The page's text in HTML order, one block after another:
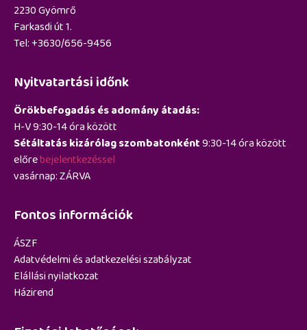
2230 Gyömrő
Farkasdi út 1.
Tel: +3630/656-9456
Nyitvatartási időnk
Örökbefogadás és adomány átadás:
H-V 9:30-14 óra között
Sétáltatás kizárólag szombatonként9:30-14 óra között
előrebejelentkezéssel
vasárnap: ZÁRVA
Fontos információk
ÁSZF
Adatvédelmi és adatkezelési szabályzat
Elállási nyilatkozat
Házirend